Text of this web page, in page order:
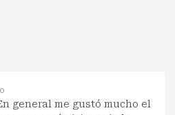
general me gustó mucho el